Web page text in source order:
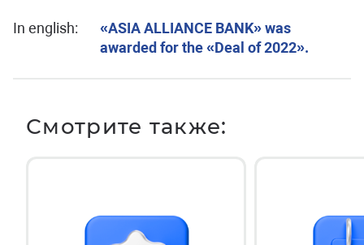
In english:
«ASIA ALLIANCE BANK» was
awarded for the «Deal of 2022».
Смотрите также: